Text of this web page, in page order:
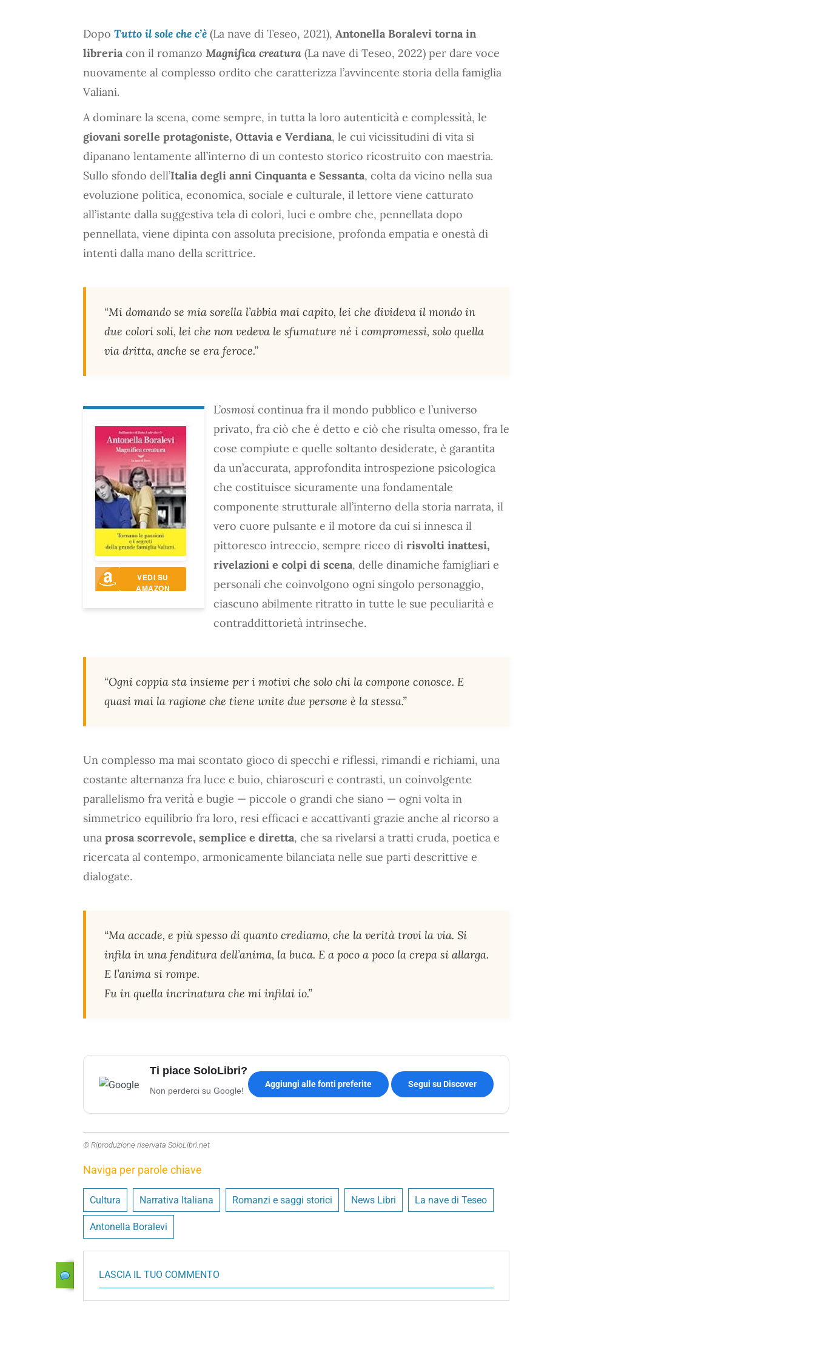
Dopo Tutto il sole che c’è (La nave di Teseo, 2021), Antonella Boralevi torna in
libreria con il romanzo Magnifica creatura (La nave di Teseo, 2022) per dare voce
nuovamente al complesso ordito che caratterizza l’avvincente storia della famiglia
Valiani.
A dominare la scena, come sempre, in tutta la loro autenticità e complessità, le
giovani sorelle protagoniste, Ottavia e Verdiana, le cui vicissitudini di vita si
dipanano lentamente all’interno di un contesto storico ricostruito con maestria.
Sullo sfondo dell’Italia degli anni Cinquanta e Sessanta, colta da vicino nella sua
evoluzione politica, economica, sociale e culturale, il lettore viene catturato
all’istante dalla suggestiva tela di colori, luci e ombre che, pennellata dopo
pennellata, viene dipinta con assoluta precisione, profonda empatia e onestà di
intenti dalla mano della scrittrice.
“Mi domando se mia sorella l’abbia mai capito, lei che divideva il mondo in
due colori soli, lei che non vedeva le sfumature né i compromessi, solo quella
via dritta, anche se era feroce.”
VEDI SU
AMAZON
L’osmosi continua fra il mondo pubblico e l’universo
privato, fra ciò che è detto e ciò che risulta omesso, fra le
cose compiute e quelle soltanto desiderate, è garantita
da un’accurata, approfondita introspezione psicologica
che costituisce sicuramente una fondamentale
componente strutturale all’interno della storia narrata, il
vero cuore pulsante e il motore da cui si innesca il
pittoresco intreccio, sempre ricco di risvolti inattesi,
rivelazioni e colpi di scena, delle dinamiche famigliari e
personali che coinvolgono ogni singolo personaggio,
ciascuno abilmente ritratto in tutte le sue peculiarità e
contraddittorietà intrinseche.
“Ogni coppia sta insieme per i motivi che solo chi la compone conosce. E
quasi mai la ragione che tiene unite due persone è la stessa.”
Un complesso ma mai scontato gioco di specchi e riflessi, rimandi e richiami, una
costante alternanza fra luce e buio, chiaroscuri e contrasti, un coinvolgente
parallelismo fra verità e bugie — piccole o grandi che siano — ogni volta in
simmetrico equilibrio fra loro, resi efficaci e accattivanti grazie anche al ricorso a
una prosa scorrevole, semplice e diretta, che sa rivelarsi a tratti cruda, poetica e
ricercata al contempo, armonicamente bilanciata nelle sue parti descrittive e
dialogate.
“Ma accade, e più spesso di quanto crediamo, che la verità trovi la via. Si
infila in una fenditura dell’anima, la buca. E a poco a poco la crepa si allarga.
E l’anima si rompe.
Fu in quella incrinatura che mi infilai io.”
Ti piace SoloLibri?
Non perderci su Google!
Aggiungi alle fonti preferite Segui su Discover
© Riproduzione riservata SoloLibri.net
Naviga per parole chiave
Cultura Narrativa Italiana Romanzi e saggi storici News Libri La nave di Teseo
Antonella Boralevi
LASCIA IL TUO COMMENTO